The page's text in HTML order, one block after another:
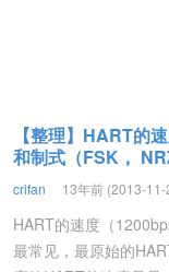
【整理】HART的
和制式（FSK，
crifan 13年前 (2013-11-
HART的速度（
最常见，最原始的